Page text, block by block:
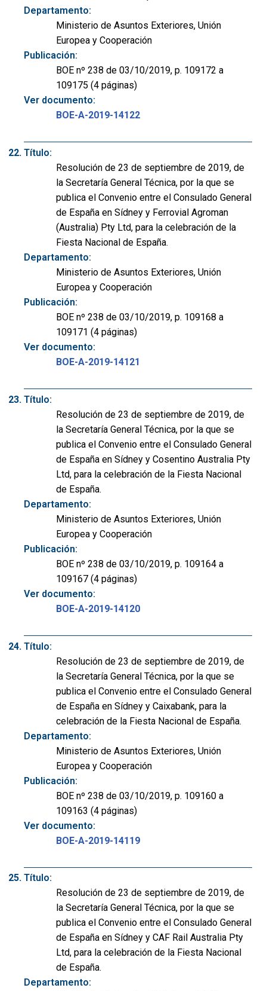
Departamento:
Ministerio de Asuntos Exteriores, Unión
Europea y Cooperación
Publicación:
BOE nº 238 de 03/10/2019, p. 109172 a
109175 (4 páginas)
Ver documento:
BOE-A-2019-14122
Título:
Resolución de 23 de septiembre de 2019, de
la Secretaría General Técnica, por la que se
publica el Convenio entre el Consulado General
de España en Sídney y Ferrovial Agroman
(Australia) Pty Ltd, para la celebración de la
Fiesta Nacional de España.
Departamento:
Ministerio de Asuntos Exteriores, Unión
Europea y Cooperación
Publicación:
BOE nº 238 de 03/10/2019, p. 109168 a
109171 (4 páginas)
Ver documento:
BOE-A-2019-14121
Título:
Resolución de 23 de septiembre de 2019, de
la Secretaría General Técnica, por la que se
publica el Convenio entre el Consulado General
de España en Sídney y Cosentino Australia Pty
Ltd, para la celebración de la Fiesta Nacional
de España.
Departamento:
Ministerio de Asuntos Exteriores, Unión
Europea y Cooperación
Publicación:
BOE nº 238 de 03/10/2019, p. 109164 a
109167 (4 páginas)
Ver documento:
BOE-A-2019-14120
Título:
Resolución de 23 de septiembre de 2019, de
la Secretaría General Técnica, por la que se
publica el Convenio entre el Consulado General
de España en Sídney y Caixabank, para la
celebración de la Fiesta Nacional de España.
Departamento:
Ministerio de Asuntos Exteriores, Unión
Europea y Cooperación
Publicación:
BOE nº 238 de 03/10/2019, p. 109160 a
109163 (4 páginas)
Ver documento:
BOE-A-2019-14119
Título:
Resolución de 23 de septiembre de 2019, de
la Secretaría General Técnica, por la que se
publica el Convenio entre el Consulado General
de España en Sídney y CAF Rail Australia Pty
Ltd, para la celebración de la Fiesta Nacional
de España.
Departamento: